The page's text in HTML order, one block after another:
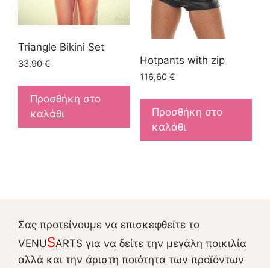
Triangle Bikini Set
33,90 €
Προσθήκη στο
καλάθι
Hotpants with zip
116,60 €
Προσθήκη στο
καλάθι
Σας προτείνουμε να επισκεφθείτε το
VENUSARTS για να δείτε την μεγάλη ποικιλία
αλλά και την άριστη ποιότητα των προϊόντων